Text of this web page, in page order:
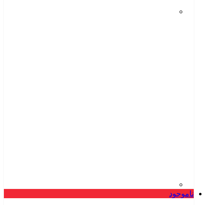
ناموجود